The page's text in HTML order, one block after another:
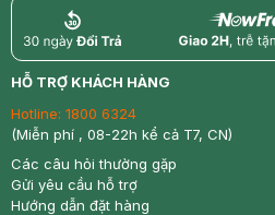
return nowfree
HỖ TRỢ KHÁCH HÀNG
Hotline: 1800 6324
(Miễn phí , 08-22h kể cả T7, CN)
Các câu hỏi thường gặp
Gửi yêu cầu hỗ trợ
Hướng dẫn đặt hàng